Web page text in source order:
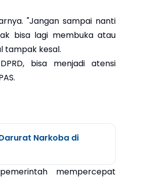
"Jangan sampai nanti
bisa lagi membuka atau
tampak kesal.
bisa menjadi atensi
Narkoba di
mempercepat